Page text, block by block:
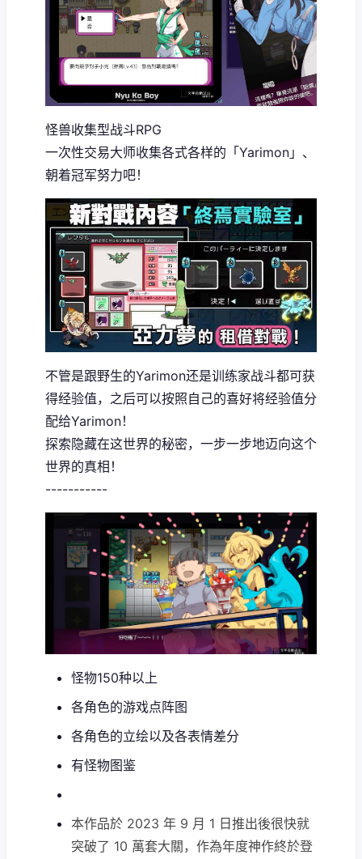
怪兽收集型战斗RPG
一次性交易大师收集各式各样的「Yarimon」、
朝着冠军努力吧！
不管是跟野生的Yarimon还是训练家战斗都可获
得经验值，之后可以按照自己的喜好将经验值分
配给Yarimon！
探索隐藏在这世界的秘密，一步一步地迈向这个
世界的真相！
-----------
怪物150种以上
各角色的游戏点阵图
各角色的立绘以及各表情差分
有怪物图鉴
本作品於 2023 年 9 月 1 日推出後很快就
突破了 10 萬套大關，作為年度神作終於登